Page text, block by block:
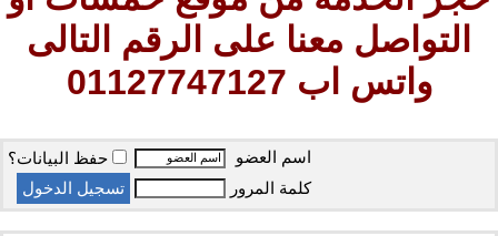
التواصل معنا على الرقم التالى
واتس اب 01127747127
اسم العضو
حفظ البيانات؟
كلمة المرور